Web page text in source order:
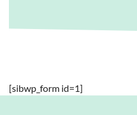
[sibwp_form id=1]